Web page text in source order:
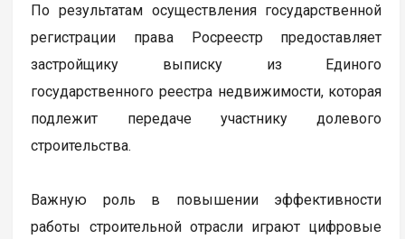
По результатам осуществления государственной
регистрации права Росреестр предоставляет
застройщику выписку из Единого
государственного реестра недвижимости, которая
подлежит передаче участнику долевого
строительства.
Важную роль в повышении эффективности
работы строительной отрасли играют цифровые